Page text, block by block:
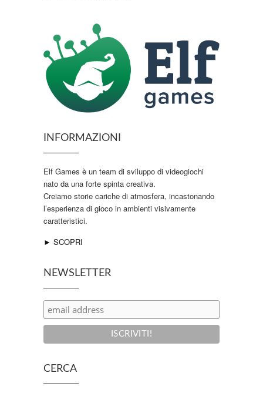
INFORMAZIONI
Elf Games è un team di sviluppo di videogiochi
nato da una forte spinta creativa.
Creiamo storie cariche di atmosfera, incastonando
l’esperienza di gioco in ambienti visivamente
caratteristici.
► SCOPRI
NEWSLETTER
CERCA